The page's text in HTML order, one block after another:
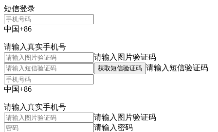
短信登录
中国+86
请输入真实手机号
请输入图片验证码
获取短信验证码 请输入短信验证码
中国+86
请输入真实手机号
请输入图片验证码
请输入密码